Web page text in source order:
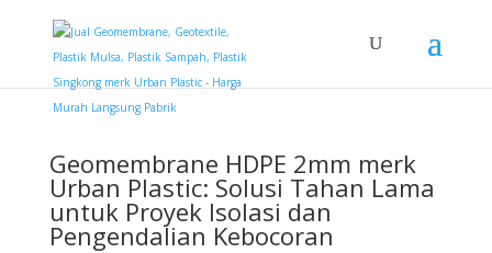
Geomembrane HDPE 2mm merk
Urban Plastic: Solusi Tahan Lama
untuk Proyek Isolasi dan
Pengendalian Kebocoran